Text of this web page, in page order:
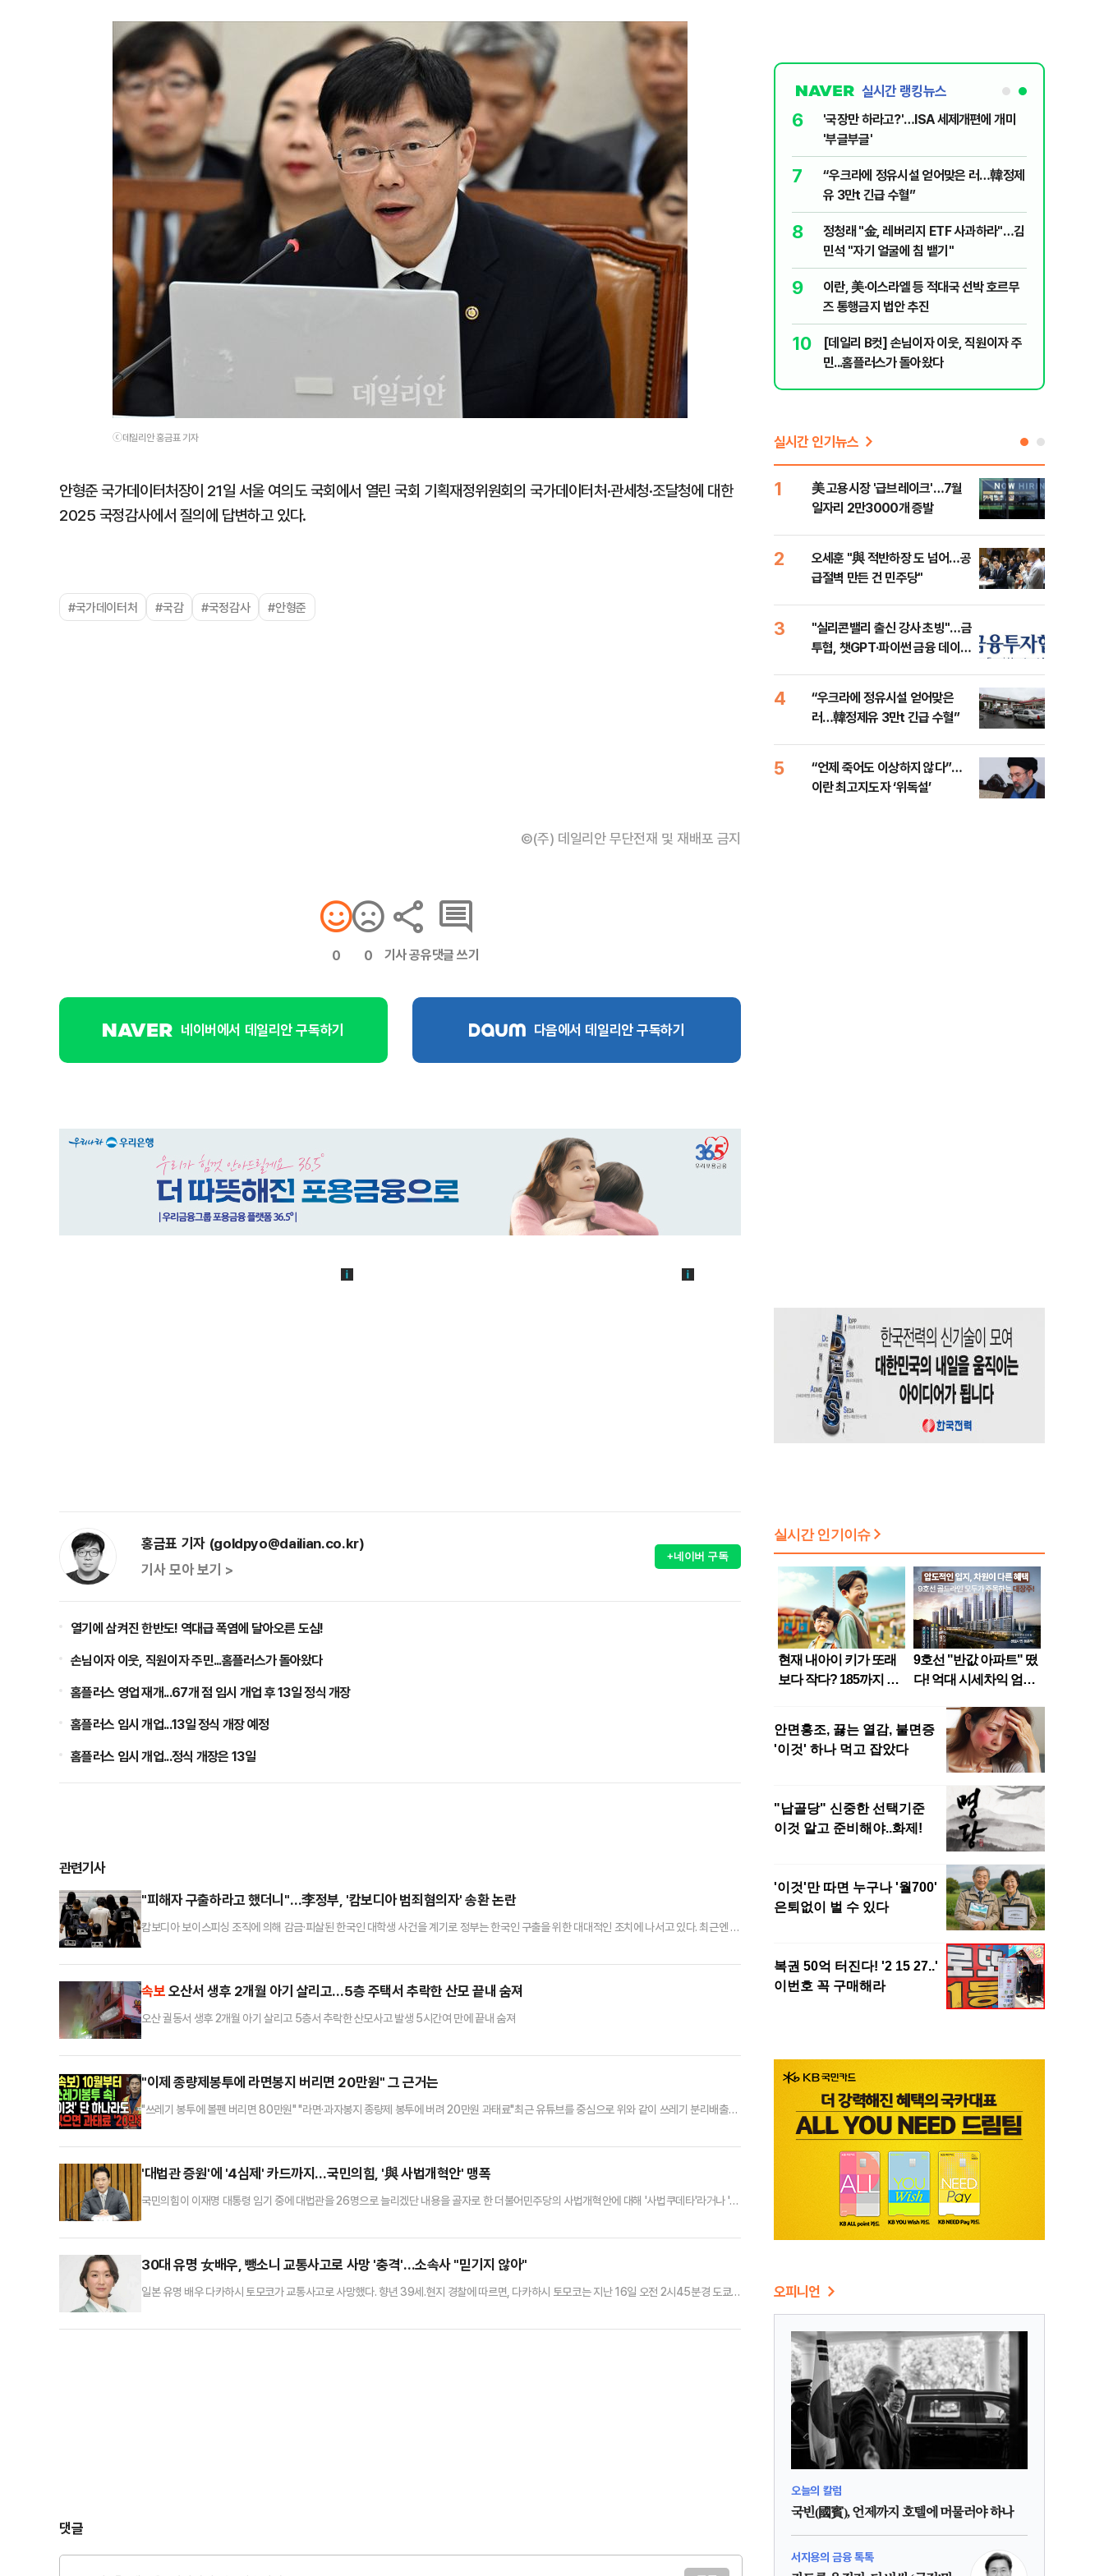
ⓒ데일리안 홍금표 기자
안형준 국가데이터처장이 21일 서울 여의도 국회에서 열린 국회 기획재정위원회의 국가데이터처·관세청·조달청에 대한
2025 국정감사에서 질의에 답변하고 있다.
#국가데이터처 #국감 #국정감사 #안형준
©(주) 데일리안 무단전재 및 재배포 금지
0 0 기사 공유댓글 쓰기
네이버에서 데일리안 구독하기 다음에서 데일리안 구독하기
홍금표 기자 (goldpyo@dailian.co.kr)
기사 모아 보기 >
+네이버 구독
열기에 삼켜진 한반도! 역대급 폭염에 달아오른 도심!
손님이자 이웃, 직원이자 주민...홈플러스가 돌아왔다
홈플러스 영업 재개...67개 점 임시 개업 후 13일 정식 개장
홈플러스 임시 개업...13일 정식 개장 예정
홈플러스 임시 개업...정식 개장은 13일
관련기사
"피해자 구출하라고 했더니"…李정부, '캄보디아 범죄혐의자' 송환 논란
캄보디아 보이스피싱 조직에 의해 감금·피살된 한국인 대학생 사건을 계기로 정부는 한국인 구출을 위한 대대적인 조치에 나서고 있다. 최근엔 이
는 시각도 존재한다. 인터폴 적색수배자가 포함된 탓에 실제 납치·감금된 우리 청년의 구출은 이뤄지지 않았다는 주장이다. '캄보디아 한국인 구
속보오산서 생후 2개월 아기 살리고…5층 주택서 추락한 산모 끝내 숨져
오산 궐동서 생후 2개월 아기 살리고 5층서 추락한 산모사고 발생 5시간여 만에 끝내 숨져
"이제 종량제봉투에 라면봉지 버리면 20만원" 그 근거는
"쓰레기 봉투에 볼펜 버리면 80만원" "라면·과자봉지 종량제 봉투에 버려 20만원 과태료"최근 유튜브를 중심으로 위와 같이 쓰레기 분리배출과
(AI)으로 제작된 것으로 보이는 한 유튜브 영상에는 '구청 환경과에서 25년간 일한 공무원'이라는 인물이 나와 '라면·과자 봉지를 종량제 봉투에
'대법관 증원'에 '4심제' 카드까지…국민의힘, '與 사법개혁안' 맹폭
국민의힘이 이재명 대통령 임기 중에 대법관을 26명으로 늘리겠단 내용을 골자로 한 더불어민주당의 사법개혁안에 대해 '사법쿠데타'라거나 '사
큼, 대법원을 '이 대통령의 노후사법보험기관'으로 만들려는 의도가 명백하다는 이유에서다. 당내에선 민주당이 이를 완성하기 위해 조희대 대법
30대 유명 女배우, 뺑소니 교통사고로 사망 '충격'…소속사 "믿기지 않아"
일본 유명 배우 다카하시 토모코가 교통사고로 사망했다. 향년 39세.현지 경찰에 따르면, 다카하시 토모코는 지난 16일 오전 2시45분경 도쿄도
이미 숨을 거둔 상태였다.다카하시 토모코의 소속사 원 프로덕션은 "소속 배우 다카하시 토모코가 교통사고로 급히 세상을 떠났다"고 밝혔다.소
댓글
실시간 랭킹뉴스
[속보] '길이 1.5m' 안동 물놀이장서 구렁
이 출몰…한때 시민 대피 소동
"편해서 매일 신었는데"...전문가가 경고한
'크록스'의 숨은 위험
3
송영길·김민석, '조희대 탄핵' 외치자…與
법사위원들 "즉시 대법관 제청하라"
박지원이 본 호남 당심…"李대통령과 1년
함께한 김민석에 갈 것"
SK하이닉스, 주당 375원 분기배당…추
가 주주환원책 3분기 발표
6
'국장만 하라고?'…ISA 세제개편에 개미
'부글부글'
7
“우크라에 정유시설 얻어맞은 러…韓정제
유 3만t 긴급 수혈”
8
정청래 "金, 레버리지 ETF 사과하라"…김
민석 "자기 얼굴에 침 뱉기"
9
이란, 美·이스라엘 등 적대국 선박 호르무
즈 통행금지 법안 추진
10
[데일리 B컷] 손님이자 이웃, 직원이자 주
민...홈플러스가 돌아왔다
실시간 인기뉴스
1
美 고용시장 '급브레이크'…7월
일자리 2만3000개 증발
2
오세훈 "與 적반하장 도 넘어…공
급절벽 만든 건 민주당"
3
"실리콘밸리 출신 강사 초빙"…금
투협, 챗GPT·파이썬 금융 데이터
4
“우크라에 정유시설 얻어맞은
러…韓정제유 3만t 긴급 수혈”
5
“언제 죽어도 이상하지 않다”…
이란 최고지도자 ‘위독설’
오피니언
오늘의 칼럼
국빈(國賓), 언제까지 호텔에 머물러야 하나
서지용의 금융 톡톡